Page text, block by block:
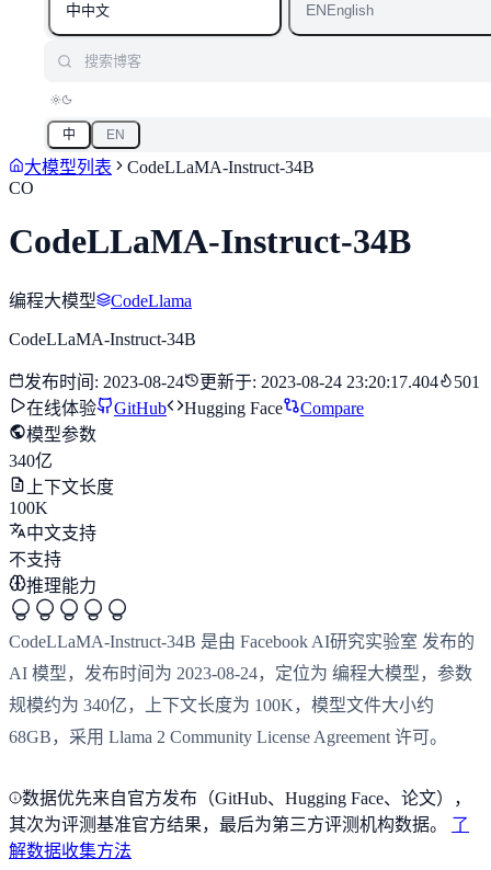
中中文 ENEnglish
中 EN
大模型列表
CodeLLaMA-Instruct-34B
CO
CodeLLaMA-Instruct-34B
编程大模型 CodeLlama
CodeLLaMA-Instruct-34B
发布时间 : 2023-08-24 更新于: 2023-08-24 23:20:17.404
501
在线体验
GitHub Hugging Face
Compare
模型参数
340亿
上下文长度
100K
中文支持
不支持
推理能力
CodeLLaMA-Instruct-34B 是由 Facebook AI研究实验室 发布的
AI 模型，发布时间为 2023-08-24，定位为 编程大模型，参数
规模约为 340亿，上下文长度为 100K，模型文件大小约
68GB，采用 Llama 2 Community License Agreement 许可。
数据优先来自官方发布（GitHub、Hugging Face、论文），
其次为评测基准官方结果，最后为第三方评测机构数据。
了
解数据收集方法